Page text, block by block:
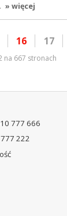
» więcej
16 17
na 667 stronach
777 666
222